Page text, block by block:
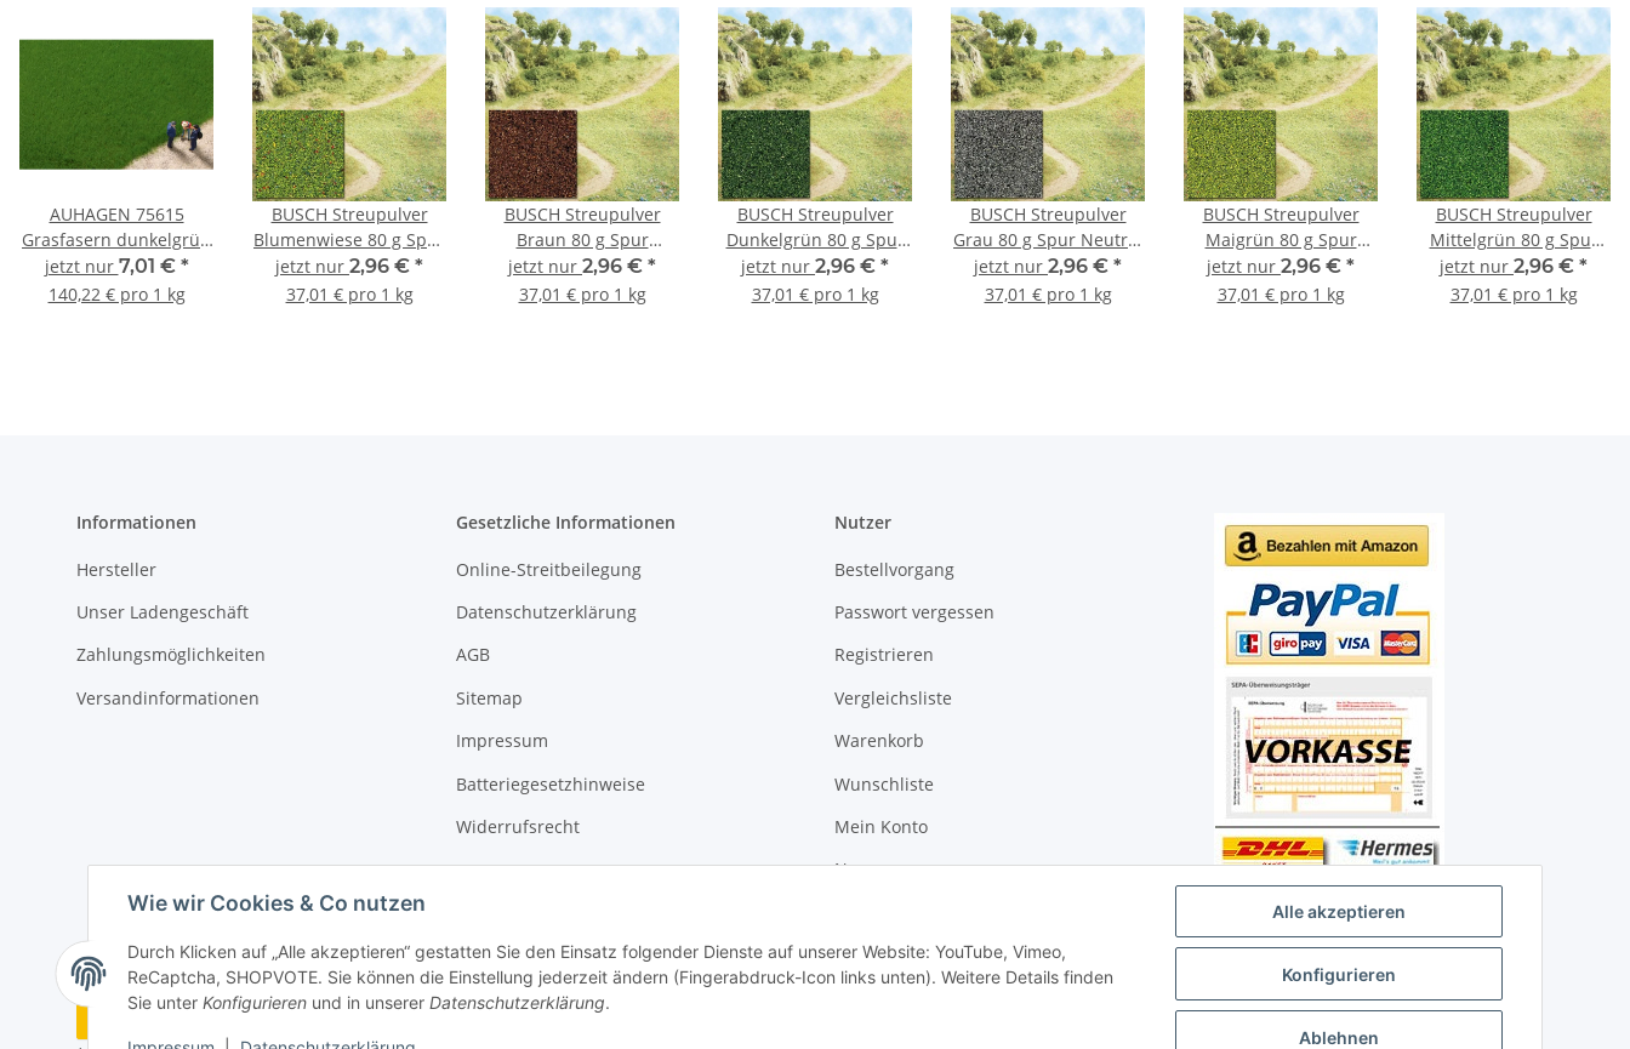
Alle akzeptieren
Konfigurieren
Ablehnen
Wie wir Cookies & Co nutzen
Durch Klicken auf „Alle akzeptieren“ gestatten Sie den Einsatz folgender Dienste auf unserer Website: YouTube, Vimeo,
ReCaptcha, SHOPVOTE. Sie können die Einstellung jederzeit ändern (Fingerabdruck-Icon links unten). Weitere Details finden
Sie unter Konfigurieren und in unserer Datenschutzerklärung.
AUHAGEN 75615
Grasfasern dunkelgrün
4,5 mm 50 g Spur
Neutral
jetzt nur 7,01 € *
140,22 € pro 1 kg
BUSCH Streupulver
Blumenwiese 80 g Spur
Neutral 7300
jetzt nur 2,96 € *
37,01 € pro 1 kg
BUSCH Streupulver
Braun 80 g Spur
Neutral 7308
jetzt nur 2,96 € *
37,01 € pro 1 kg
BUSCH Streupulver
Dunkelgrün 80 g Spur
Neutral 7303
jetzt nur 2,96 € *
37,01 € pro 1 kg
BUSCH Streupulver
Grau 80 g Spur Neutral
7309
jetzt nur 2,96 € *
37,01 € pro 1 kg
BUSCH Streupulver
Maigrün 80 g Spur
Neutral 7301
jetzt nur 2,96 € *
37,01 € pro 1 kg
BUSCH Streupulver
Mittelgrün 80 g Spur
Neutral 7302
jetzt nur 2,96 € *
37,01 € pro 1 kg
Informationen
Hersteller
Unser Ladengeschäft
Zahlungsmöglichkeiten
Versandinformationen
Gesetzliche Informationen
Online-Streitbeilegung
Datenschutzerklärung
AGB
Sitemap
Impressum
Batteriegesetzhinweise
Widerrufsrecht
Nutzer
Bestellvorgang
Passwort vergessen
Registrieren
Vergleichsliste
Warenkorb
Wunschliste
Mein Konto
News
Vertrag widerrufen